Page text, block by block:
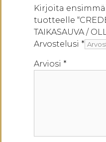
Kirjoita
tuotteelle
TAIKASAUVA /
Arvostelusi *
Arviosi *